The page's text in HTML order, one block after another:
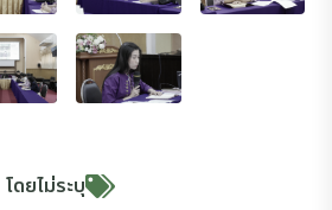
โดยไม่ระบุ